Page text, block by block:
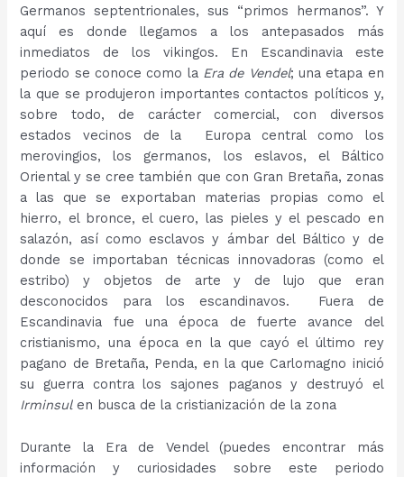
Germanos septentrionales, sus “primos hermanos”. Y
aquí es donde llegamos a los antepasados más
inmediatos de los vikingos. En Escandinavia este
periodo se conoce como la Era de Vendel; una etapa en
la que se produjeron importantes contactos políticos y,
sobre todo, de carácter comercial, con diversos
estados vecinos de la Europa central como los
merovingios, los germanos, los eslavos, el Báltico
Oriental y se cree también que con Gran Bretaña, zonas
a las que se exportaban materias propias como el
hierro, el bronce, el cuero, las pieles y el pescado en
salazón, así como esclavos y ámbar del Báltico y de
donde se importaban técnicas innovadoras (como el
estribo) y objetos de arte y de lujo que eran
desconocidos para los escandinavos. Fuera de
Escandinavia fue una época de fuerte avance del
cristianismo, una época en la que cayó el último rey
pagano de Bretaña, Penda, en la que Carlomagno inició
su guerra contra los sajones paganos y destruyó el
Irminsulen busca de la cristianización de la zona
Durante la Era de Vendel (puedes encontrar más
información y curiosidades sobre este periodo